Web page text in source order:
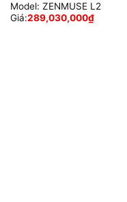
Model: ZENMUSE L2
Giá:289,030,000₫